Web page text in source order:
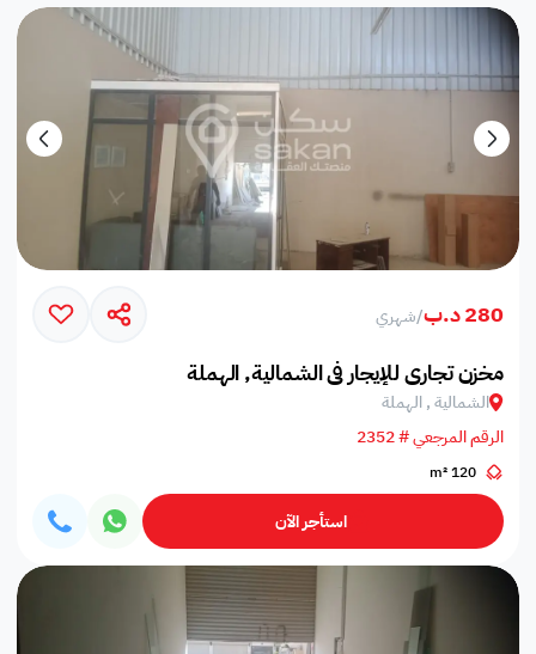
280 د.ب /شهري
مخزن تجاري للإيجار في الشمالية, الهملة
الشمالية , الهملة
الرقم المرجعي # 2352
120 m²
استأجر الآن